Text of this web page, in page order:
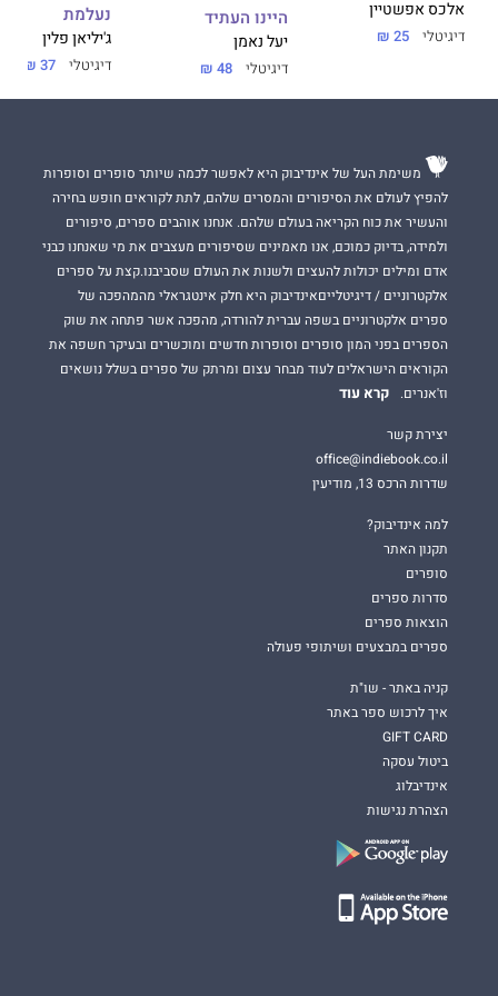
פרסם מאמרים וסיפורים קצרים בכתבי-עת ספרותיים,
אלכס אפשטיין
דיגיטלי 25 ₪
היינו העתיד
יעל נאמן
דיגיטלי 48 ₪
נעלמת
ג'יליאן פלין
דיגיטלי 37 ₪
משימת העל של אינדיבוק היא לאפשר לכמה שיותר סופרים וסופרות
להפיץ לעולם את הסיפורים והמסרים שלהם, לתת לקוראים חופש בחירה
והעשיר את כוח הקריאה בעולם שלהם. אנחנו אוהבים ספרים, סיפורים
ולמידה, בדיוק כמוכם, אנו מאמינים שסיפורים מעצבים את מי שאנחנו כבני
אדם ומילים יכולות להעצים ולשנות את העולם שסביבנו.קצת על ספרים
אלקטרוניים / דיגיטלייםאינדיבוק היא חלק אינטגראלי מהמהפכה של
ספרים אלקטרוניים בשפה עברית להורדה, מהפכה אשר פתחה את שוק
הספרים בפני המון סופרים וסופרות חדשים ומוכשרים ובעיקר חשפה את
הקוראים הישראלים לעוד מבחר עצום ומרתק של ספרים בשלל נושאים
וז'אנרים.
קרא עוד
יצירת קשר
office@indiebook.co.il
שדרות הרכס 13, מודיעין
למה אינדיבוק?
תקנון האתר
סופרים
סדרות ספרים
הוצאות ספרים
ספרים במבצעים ושיתופי פעולה
קניה באתר - שו"ת
איך לרכוש ספר באתר
GIFT CARD
ביטול עסקה
אינדיבלוג
הצהרת נגישות